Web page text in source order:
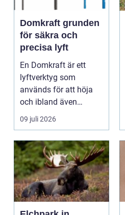
Domkraft grunden
för säkra och
precisa lyft
En Domkraft är ett
lyftverktyg som
används för att höja
och ibland även
positionera tunga
objekt, so...
09 juli 2026